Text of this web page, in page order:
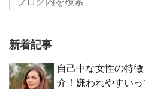
新着記事
自己中な女性の特
介！嫌われやすいっ